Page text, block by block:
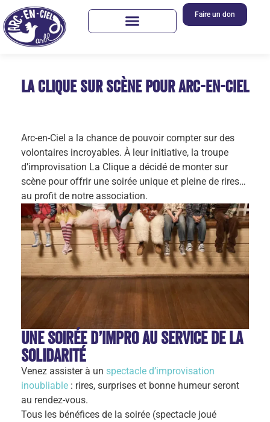
Faire un don
La Clique sur scène pour Arc-en-Ciel
Arc-en-Ciel a la chance de pouvoir compter sur des
volontaires incroyables. À leur initiative, la troupe
d’improvisation La Clique a décidé de monter sur
scène pour offrir une soirée unique et pleine de rires…
au profit de notre association.
Une soirée d’impro au service de la
solidarité
Venez assister à un spectacle d’improvisation
inoubliable : rires, surprises et bonne humeur seront
au rendez-vous.
Tous les bénéfices de la soirée (spectacle joué